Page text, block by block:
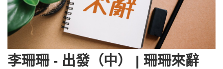
李珊珊 - 出發（中） | 珊珊來辭